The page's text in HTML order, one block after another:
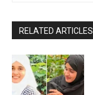
RELATED ARTICLES